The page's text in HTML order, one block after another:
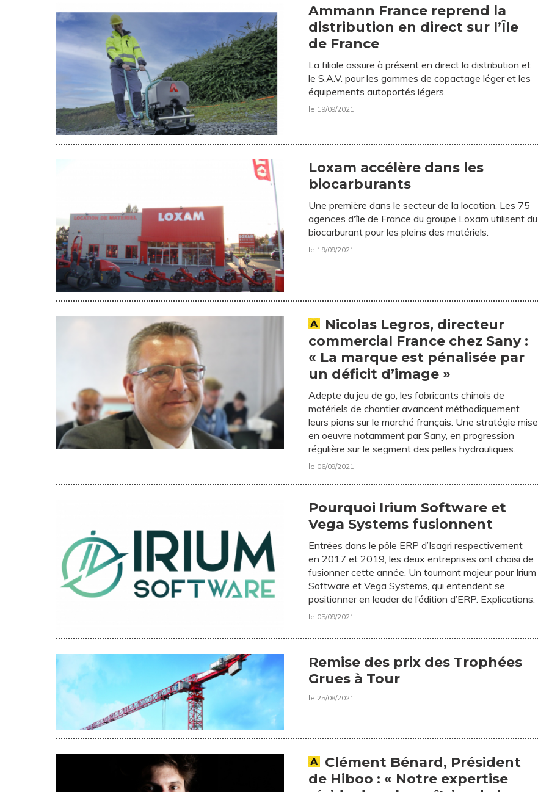
Ammann France reprend la
distribution en direct sur l’Île
de France
La filiale assure à présent en direct la distribution et
le S.A.V. pour les gammes de copactage léger et les
équipements autoportés légers.
le 19/09/2021
Loxam accélère dans les
biocarburants
Une première dans le secteur de la location. Les 75
agences d'île de France du groupe Loxam utilisent du
biocarburant pour les pleins des matériels.
le 19/09/2021
Nicolas Legros, directeur
commercial France chez Sany :
« La marque est pénalisée par
un déficit d’image »
Adepte du jeu de go, les fabricants chinois de
matériels de chantier avancent méthodiquement
leurs pions sur le marché français. Une stratégie mise
en oeuvre notamment par Sany, en progression
régulière sur le segment des pelles hydrauliques.
le 06/09/2021
Pourquoi Irium Software et
Vega Systems fusionnent
Entrées dans le pôle ERP d’Isagri respectivement
en 2017 et 2019, les deux entreprises ont choisi de
fusionner cette année. Un tournant majeur pour Irium
Software et Vega Systems, qui entendent se
positionner en leader de l’édition d’ERP. Explications.
le 05/09/2021
Remise des prix des Trophées
Grues à Tour
le 25/08/2021
Clément Bénard, Président
de Hiboo : « Notre expertise